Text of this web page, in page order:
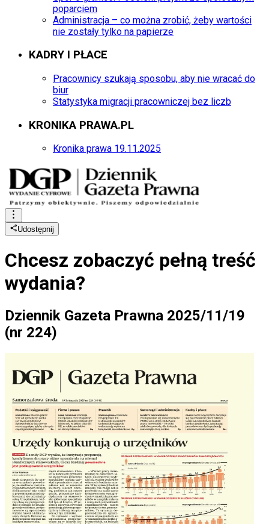
poparciem
Administracja – co można zrobić, żeby wartości
nie zostały tylko na papierze
KADRY I PŁACE
Pracownicy szukają sposobu, aby nie wracać do
biur
Statystyka migracji pracowniczej bez liczb
KRONIKA PRAWA.PL
Kronika prawa 19.11.2025
Udostępnij
Chcesz zobaczyć pełną treść
wydania?
Dziennik Gazeta Prawna 2025/11/19
(nr 224)